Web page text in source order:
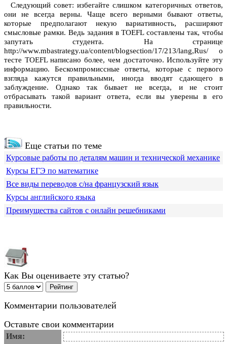
Следующий совет: избегайте слишком категоричных ответов,
они не всегда верны. Чаще всего верными бывают ответы,
которые предполагают некую вариативность, расширяют
смысловые рамки. Ведь задания в TOEFL составлены так, чтобы
запутать студента. На странице
http://www.mbastrategy.ua/content/blogsection/17/213/lang,Rus/ о
тесте TOEFL написано более, чем достаточно. Используйте эту
информацию. Бескомпромиссные ответы, которые с первого
взгляда кажутся правильными, иногда вводят сдающего в
заблуждение. Однако так бывает не всегда, и не стоит
отбрасывать такой вариант ответа, если вы уверены в его
правильности.
Еще статьи по теме
Курсовые работы по деталям машин и технической механике
Курсы ЕГЭ по математике
Все виды переводов с/на французский язык
Курсы английского языка
Преимущества сайтов с онлайн решебниками
Как Вы оцениваете эту статью?
Комментарии пользователей
Оставьте свои комментарии
Имя: